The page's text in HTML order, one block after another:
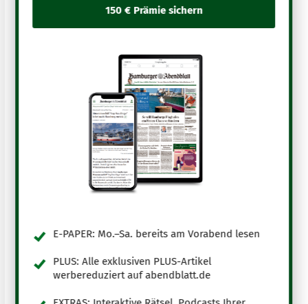
E-PAPER: Mo.–Sa. bereits am Vorabend lesen
PLUS: Alle exklusiven PLUS-Artikel
werbereduziert auf abendblatt.de